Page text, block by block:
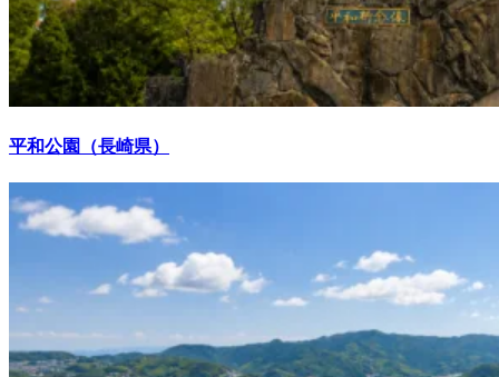
平和公園（長崎県）